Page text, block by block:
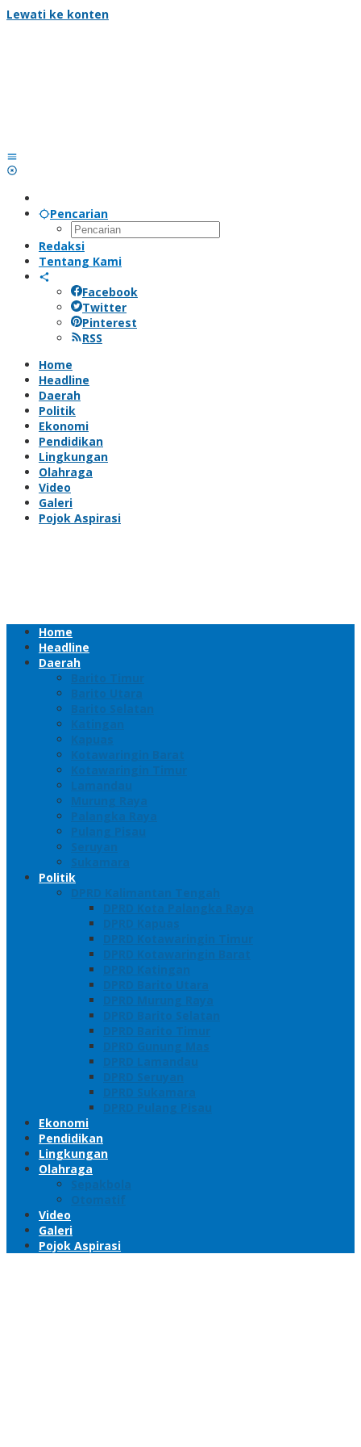
Lewati ke konten
Pencarian
Redaksi
Tentang Kami
Facebook
Twitter
Pinterest
RSS
Home
Headline
Daerah
Politik
Ekonomi
Pendidikan
Lingkungan
Olahraga
Video
Galeri
Pojok Aspirasi
Home
Headline
Daerah
Barito Timur
Barito Utara
Barito Selatan
Katingan
Kapuas
Kotawaringin Barat
Kotawaringin Timur
Lamandau
Murung Raya
Palangka Raya
Pulang Pisau
Seruyan
Sukamara
Politik
DPRD Kalimantan Tengah
DPRD Kota Palangka Raya
DPRD Kapuas
DPRD Kotawaringin Timur
DPRD Kotawaringin Barat
DPRD Katingan
DPRD Barito Utara
DPRD Murung Raya
DPRD Barito Selatan
DPRD Barito Timur
DPRD Gunung Mas
DPRD Lamandau
DPRD Seruyan
DPRD Sukamara
DPRD Pulang Pisau
Ekonomi
Pendidikan
Lingkungan
Olahraga
Sepakbola
Otomatif
Video
Galeri
Pojok Aspirasi